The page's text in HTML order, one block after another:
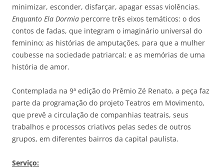
minimizar, esconder, disfarçar, apagar essas violências.
Enquanto Ela Dormia percorre três eixos temáticos: o dos
contos de fadas, que integram o imaginário universal do
feminino; as histórias de amputações, para que a mulher
coubesse na sociedade patriarcal; e as memórias de uma
história de amor.
Contemplada na 9ª edição do Prêmio Zé Renato, a peça faz
parte da programação do projeto Teatros em Movimento,
que prevê a circulação de companhias teatrais, seus
trabalhos e processos criativos pelas sedes de outros
grupos, em diferentes bairros da capital paulista.
Serviço: